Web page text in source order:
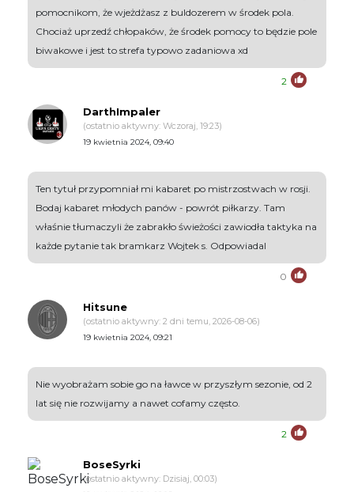
pomocnikom, że wjeżdżasz z buldozerem w środek pola.
Chociaż uprzedź chłopaków, że środek pomocy to będzie pole
biwakowe i jest to strefa typowo zadaniowa xd
2
DarthImpaler
(ostatnio aktywny: Wczoraj, 19:23)
19 kwietnia 2024, 09:40
Ten tytuł przypomniał mi kabaret po mistrzostwach w rosji.
Bodaj kabaret młodych panów - powrót piłkarzy. Tam
właśnie tłumaczyli że zabrakło świeżości zawiodła taktyka na
każde pytanie tak bramkarz Wojtek s. Odpowiadal
0
Hitsune
(ostatnio aktywny: 2 dni temu, 2026-08-06)
19 kwietnia 2024, 09:21
Nie wyobrażam sobie go na ławce w przyszłym sezonie, od 2
lat się nie rozwijamy a nawet cofamy często.
2
BoseSyrki
(ostatnio aktywny: Dzisiaj, 00:03)